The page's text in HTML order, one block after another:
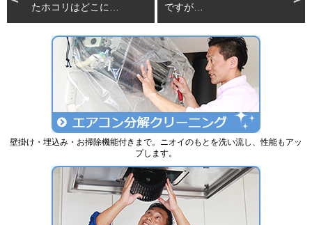
たホコリはどこに… ですが…
壁掛け・埋込み・お掃除機能付きまで。ニオイのもとを洗い流し、性能もアッ
プします。